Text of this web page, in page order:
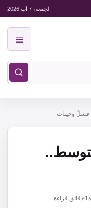
الجمعة، 7 آب 2026
فشلٌ وخيبات
1 دقائق قراءة